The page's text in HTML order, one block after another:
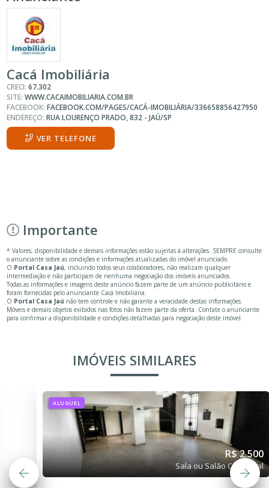
Cacá Imobiliária
CRECI:67.302
SITE:WWW.CACAIMOBILIARIA.COM.BR
FACEBOOK:FACEBOOK.COM/PAGES/CACÁ-IMOBILIÁRIA/336658856427950
ENDEREÇO:RUA LOURENÇO PRADO, 832 - JAÚ/SP
VER TELEFONE
Importante
* Valores, disponibilidade e demais informações estão sujeitas à alterações. SEMPRE consulte
o anunciante sobre as condições e informações atualizadas do imóvel anunciado.
O Portal Casa Jaú, incluindo todos seus colaboradores, não realizam qualquer
intermediação e não participam de nenhuma negociação dos imóveis anunciados.
Todas as informações e imagens deste anúncio fazem parte de um anúncio publicitário e
foram fornecidas pelo anunciante Cacá Imobiliária.
O Portal Casa Jaú não tem controle e não garante a veracidade destas informações.
Móveis e demais objetos exibidos nas fotos não fazem parte da oferta. Contate o anunciante
para confirmar a disponibilidade e condições detalhadas para negociação deste imóvel.
IMÓVEIS SIMILARES
ALUGUEL
R$ 2.500
Sala ou Salão Comercial